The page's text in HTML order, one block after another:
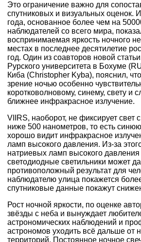
Это ограничение важно для
спутниковых и визуальных оценок.
года, основанное более чем на
наблюдателей со всего мира,
воспринимаемая яркость ночного
местах в последнее десятилетие
год. Один из соавторов новой
Рурского университета в Бохуме
Киба (Christopher Kyba), пояснил,
зрение ночью особенно
коротковолновому, синему, свету и
ближнее инфракрасное излучение.
VIIRS, наоборот, не фиксирует свет
ниже 500 нанометров, то есть
хорошо видит инфракрасное
ламп высокого давления. Из-за
натриевых ламп высокого
светодиодные светильники может
противоположный результат для
наблюдателю улица покажется
спутниковые данные покажут
Рост ночной яркости, по оценке
звёзды с неба и вынуждает
астрономических наблюдений и
астрономов уходить всё дальше от
территорий. Постоянное ночное